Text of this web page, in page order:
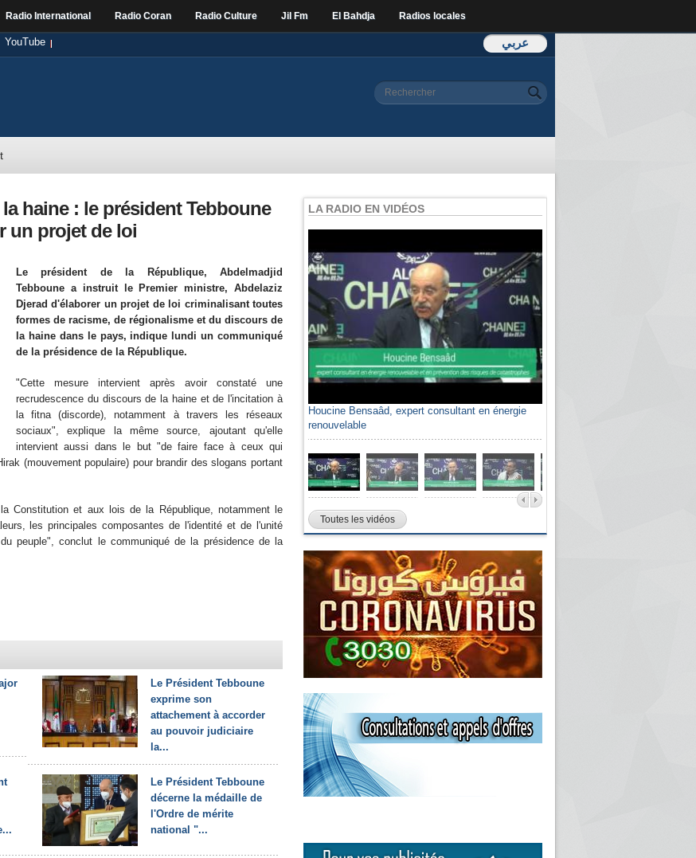
Radio International Radio Coran Radio Culture Jil Fm El Bahdja Radios locales
عربي YouTube
Formulaire de
Rechercher
haine : le président Tebboune
un projet de loi
Le président de la République, Abdelmadjid
Tebboune a instruit le Premier ministre, Abdelaziz
Djerad d'élaborer un projet de loi criminalisant toutes
formes de racisme, de régionalisme et du discours de
la haine dans le pays, indique lundi un communiqué
de la présidence de la République.
"Cette mesure intervient après avoir constaté une
recrudescence du discours de la haine et de l'incitation à
la fitna (discorde), notamment à travers les réseaux
sociaux", explique la même source, ajoutant qu'elle
intervient aussi dans le but "de faire face à ceux qui
(mouvement populaire) pour brandir des slogans portant
Constitution et aux lois de la République, notamment le
les principales composantes de l'identité et de l'unité
peuple", conclut le communiqué de la présidence de la
Le Président Tebboune
exprime son
attachement à accorder
au pouvoir judiciaire
la...
Le Président Tebboune
décerne la médaille de
l'Ordre de mérite
national "...
LA RADIO EN VIDÉOS
Houcine Bensaâd, expert consultant en énergie
renouvelable
Toutes les vidéos